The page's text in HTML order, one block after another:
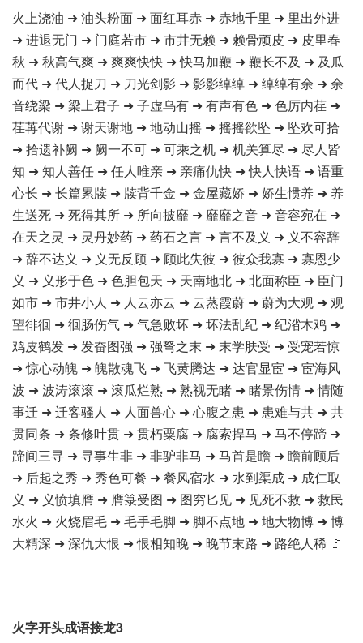
火上浇油 ➜ 油头粉面 ➜ 面红耳赤 ➜ 赤地千里 ➜ 里出外进
➜ 进退无门 ➜ 门庭若市 ➜ 市井无赖 ➜ 赖骨顽皮 ➜ 皮里春
秋 ➜ 秋高气爽 ➜ 爽爽快快 ➜ 快马加鞭 ➜ 鞭长不及 ➜ 及瓜
而代 ➜ 代人捉刀 ➜ 刀光剑影 ➜ 影影绰绰 ➜ 绰绰有余 ➜ 余
音绕梁 ➜ 梁上君子 ➜ 子虚乌有 ➜ 有声有色 ➜ 色厉内荏 ➜
荏苒代谢 ➜ 谢天谢地 ➜ 地动山摇 ➜ 摇摇欲坠 ➜ 坠欢可拾
➜ 拾遗补阙 ➜ 阙一不可 ➜ 可乘之机 ➜ 机关算尽 ➜ 尽人皆
知 ➜ 知人善任 ➜ 任人唯亲 ➜ 亲痛仇快 ➜ 快人快语 ➜ 语重
心长 ➜ 长篇累牍 ➜ 牍背千金 ➜ 金屋藏娇 ➜ 娇生惯养 ➜ 养
生送死 ➜ 死得其所 ➜ 所向披靡 ➜ 靡靡之音 ➜ 音容宛在 ➜
在天之灵 ➜ 灵丹妙药 ➜ 药石之言 ➜ 言不及义 ➜ 义不容辞
➜ 辞不达义 ➜ 义无反顾 ➜ 顾此失彼 ➜ 彼众我寡 ➜ 寡恩少
义 ➜ 义形于色 ➜ 色胆包天 ➜ 天南地北 ➜ 北面称臣 ➜ 臣门
如市 ➜ 市井小人 ➜ 人云亦云 ➜ 云蒸霞蔚 ➜ 蔚为大观 ➜ 观
望徘徊 ➜ 徊肠伤气 ➜ 气急败坏 ➜ 坏法乱纪 ➜ 纪渻木鸡 ➜
鸡皮鹤发 ➜ 发奋图强 ➜ 强弩之末 ➜ 末学肤受 ➜ 受宠若惊
➜ 惊心动魄 ➜ 魄散魂飞 ➜ 飞黄腾达 ➜ 达官显宦 ➜ 宦海风
波 ➜ 波涛滚滚 ➜ 滚瓜烂熟 ➜ 熟视无睹 ➜ 睹景伤情 ➜ 情随
事迁 ➜ 迁客骚人 ➜ 人面兽心 ➜ 心腹之患 ➜ 患难与共 ➜ 共
贯同条 ➜ 条修叶贯 ➜ 贯朽粟腐 ➜ 腐索捍马 ➜ 马不停蹄 ➜
蹄间三寻 ➜ 寻事生非 ➜ 非驴非马 ➜ 马首是瞻 ➜ 瞻前顾后
➜ 后起之秀 ➜ 秀色可餐 ➜ 餐风宿水 ➜ 水到渠成 ➜ 成仁取
义 ➜ 义愤填膺 ➜ 膺箓受图 ➜ 图穷匕见 ➜ 见死不救 ➜ 救民
水火 ➜ 火烧眉毛 ➜ 毛手毛脚 ➜ 脚不点地 ➜ 地大物博 ➜ 博
大精深 ➜ 深仇大恨 ➜ 恨相知晚 ➜ 晚节末路 ➜ 路绝人稀 🚩
火字开头成语接龙3